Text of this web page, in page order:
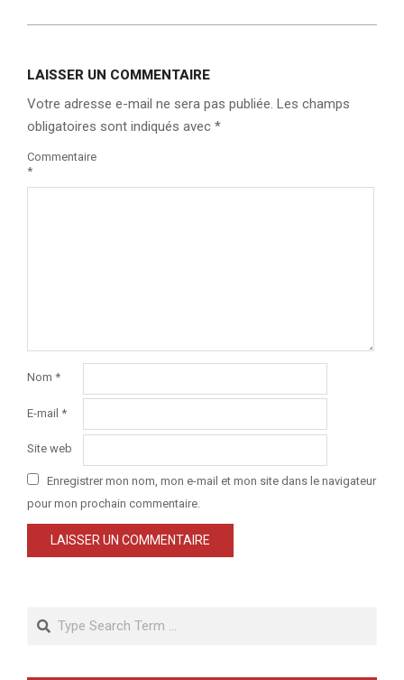
LAISSER UN COMMENTAIRE
Votre adresse e-mail ne sera pas publiée. Les champs
obligatoires sont indiqués avec *
Commentaire
*
Nom *
E-mail *
Site web
Enregistrer mon nom, mon e-mail et mon site dans le navigateur
pour mon prochain commentaire.